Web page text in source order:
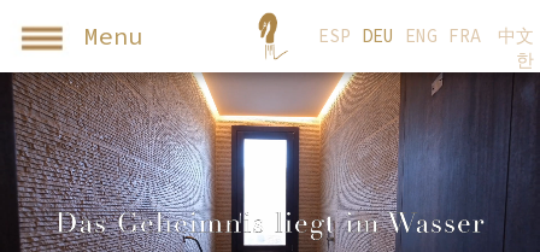
Menu ESP DEU ENG FRA
中文
한